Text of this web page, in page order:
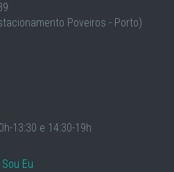
Poveiros - Porto)
13:30 e 14:30-19h
Eu